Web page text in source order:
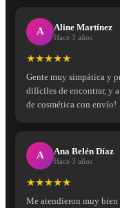
A Aline Martínez
Hace 3 años
★★★★★
Gente muy simpática y
difíciles de encontrar, y
de cosmética con envío!
A Ana Belén Díaz
Hace 3 años
★★★★★
Me atendieron muy bien